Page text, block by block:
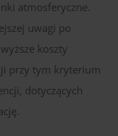
atmosferyczne.
uwagi po
koszty
przy tym kryterium
dotyczących